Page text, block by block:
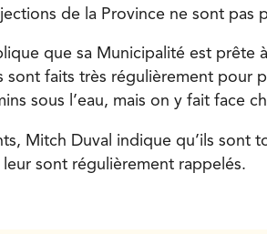
de la Province ne sont pas
que sa Municipalité est prête
sont faits très régulièrement pour
sous l’eau, mais on y fait face
Mitch Duval indique qu’ils sont
leur sont régulièrement rappelés.